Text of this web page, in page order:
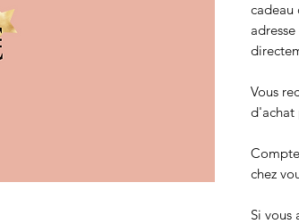
cadeau
Vous
d'achat
chez
Si vous